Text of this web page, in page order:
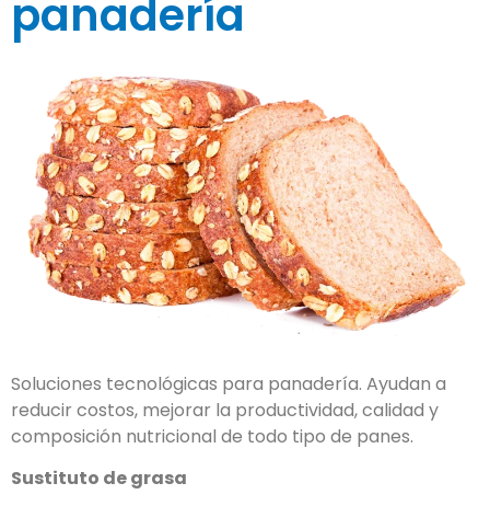
panadería
Soluciones tecnológicas para panadería. Ayudan a
reducir costos, mejorar la productividad, calidad y
composición nutricional de todo tipo de panes.
Sustituto de grasa